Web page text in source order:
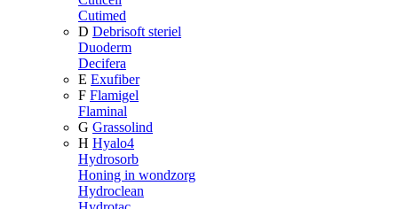
Cutimed
D Debrisoft steriel
Duoderm
Decifera
E Exufiber
F Flamigel
Flaminal
G Grassolind
H Hyalo4
Hydrosorb
Honing in wondzorg
Hydroclean